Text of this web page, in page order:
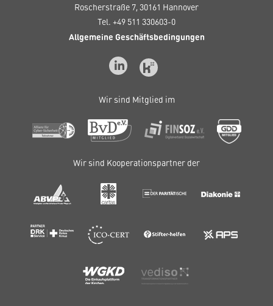
Roscherstraße 7, 30161 Hannover
Tel. +49 511 330603-0
Allgemeine Geschäftsbedingungen
Wir sind Mitglied im
Wir sind Kooperationspartner der